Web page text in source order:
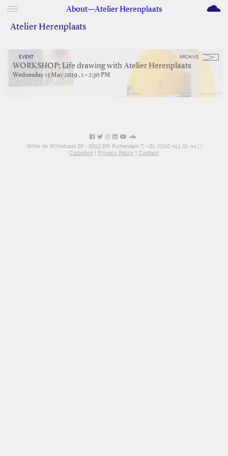
About—Atelier Herenplaats M
Atelier Herenplaats
ARCHIVE
EVENT
WORKSHOP: Life drawing with Atelier Herenplaats
Wednesday 15 May 2019 , 1 – 2:30 PM
Witte de Withstraat 50 - 3012 BR Rotterdam T: +31 (0)10 411 01 44 | |
Colophon | Privacy Policy | Contact